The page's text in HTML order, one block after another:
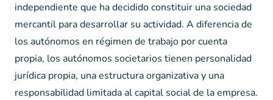
independiente que ha decidido constituir una sociedad
mercantil para desarrollar su actividad. A diferencia de
los autónomos en régimen de trabajo por cuenta
propia, los autónomos societarios tienen personalidad
jurídica propia, una estructura organizativa y una
responsabilidad limitada al capital social de la empresa.